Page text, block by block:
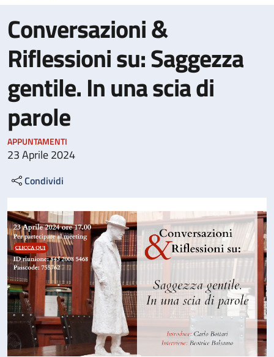
Conversazioni &
Riflessioni su: Saggezza
gentile. In una scia di
parole
APPUNTAMENTI
23 Aprile 2024
Condividi